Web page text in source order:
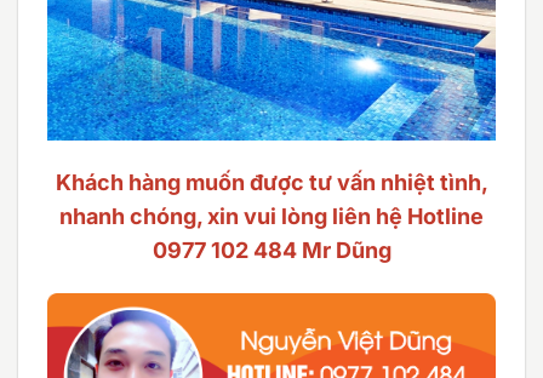
Khách hàng muốn được tư vấn nhiệt tình,
nhanh chóng, xin vui lòng liên hệ Hotline
0977 102 484 Mr Dũng